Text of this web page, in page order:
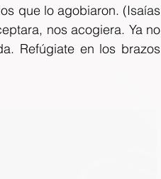
que lo agobiaron. (Isaías
nos acogiera. Ya no
Refúgiate en los brazos